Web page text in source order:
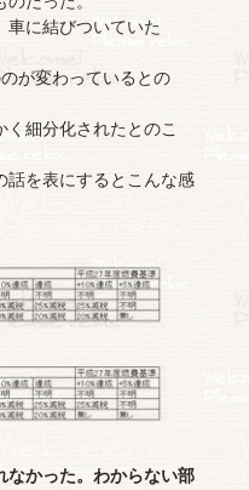
車に結びついていた
が変わっているとの
細分化されたとのこ
話を表にするとこんな感
なかった。わからない部